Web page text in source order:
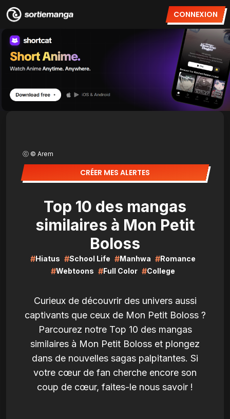
CONNEXION
ⓒ © Arem
CRÉER MES ALERTES
Top 10 des mangas
similaires à Mon Petit
Boloss
#Hiatus #School Life #Manhwa #Romance
#Webtoons #Full Color #College
Curieux de découvrir des univers aussi
captivants que ceux de Mon Petit Boloss ?
Parcourez notre Top 10 des mangas
similaires à Mon Petit Boloss et plongez
dans de nouvelles sagas palpitantes. Si
votre cœur de fan cherche encore son
coup de cœur, faites-le nous savoir !